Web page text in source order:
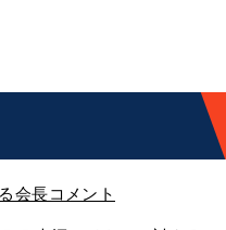
会長コメント